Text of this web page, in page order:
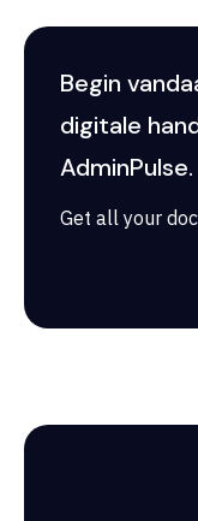
Begin
digitale
AdminPulse.
Get all your